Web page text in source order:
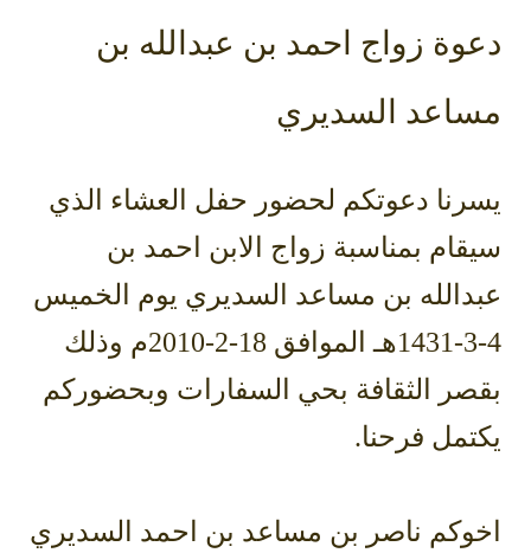
دعوة زواج احمد بن عبدالله بن
مساعد السديري
يسرنا دعوتكم لحضور حفل العشاء الذي
سيقام بمناسبة زواج الابن احمد بن
عبدالله بن مساعد السديري يوم الخميس
4-3-1431هـ الموافق 18-2-2010م وذلك
بقصر الثقافة بحي السفارات وبحضوركم
يكتمل فرحنا.
اخوكم ناصر بن مساعد بن احمد السديري